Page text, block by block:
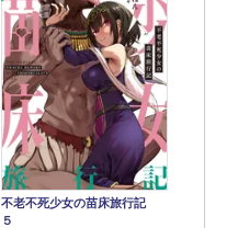
不老不死少女の苗床旅行記
５